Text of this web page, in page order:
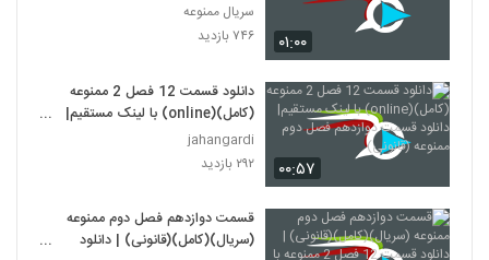
۰۱:۰۰
سریال ممنوعه
۷۴۶ بازدید
۰۰:۵۷
دانلود قسمت 12 فصل 2 ممنوعه
(کامل)(online) با لینک مستقیم|
دانلود قسمت دوازدهم فصل دوم
ممنوعه (قانونی)
jahangardi
۲۹۲ بازدید
قسمت دوازدهم فصل دوم ممنوعه
(سریال)(کامل)(قانونی) | دانلود